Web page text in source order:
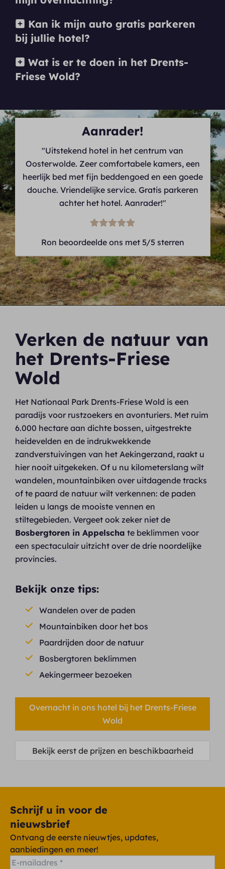
Kan ik mijn auto gratis parkeren
bij jullie hotel?
Wat is er te doen in het Drents-
Friese Wold?
Aanrader!
"Uitstekend hotel in het centrum van
Oosterwolde. Zeer comfortabele kamers, een
heerlijk bed met fijn beddengoed en een goede
douche. Vriendelijke service. Gratis parkeren
achter het hotel. Aanrader!"
Ron beoordeelde ons met 5/5 sterren
Verken de natuur van
het Drents-Friese
Wold
Het Nationaal Park Drents-Friese Wold is een
paradijs voor rustzoekers en avonturiers. Met ruim
6.000 hectare aan dichte bossen, uitgestrekte
heidevelden en de indrukwekkende
zandverstuivingen van het Aekingerzand, raakt u
hier nooit uitgekeken. Of u nu kilometerslang wilt
wandelen, mountainbiken over uitdagende tracks
of te paard de natuur wilt verkennen: de paden
leiden u langs de mooiste vennen en
stiltegebieden. Vergeet ook zeker niet de
Bosbergtoren in Appelscha te beklimmen voor
een spectaculair uitzicht over de drie noordelijke
provincies.
Bekijk onze tips:
Wandelen over de paden
Mountainbiken door het bos
Paardrijden door de natuur
Bosbergtoren beklimmen
Aekingermeer bezoeken
Overnacht in ons hotel bij het Drents-Friese
Wold
Bekijk eerst de prijzen en beschikbaarheid
Schrijf u in voor de
nieuwsbrief
Ontvang de eerste nieuwtjes, updates,
aanbiedingen en meer!